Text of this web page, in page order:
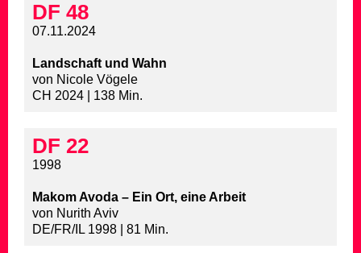
DF 48
07.11.2024
Landschaft und Wahn
von Nicole Vögele
CH 2024 | 138 Min.
DF 22
1998
Makom Avoda – Ein Ort, eine Arbeit
von Nurith Aviv
DE/FR/IL 1998 | 81 Min.